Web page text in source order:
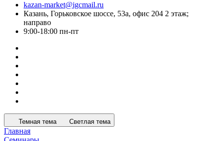
kazan-market@igcmail.ru
Казань, ​Горьковское шоссе, 53а, офис 204 2 этаж;
направо
9:00-18:00 пн-пт
Темная тема Светлая тема
Главная